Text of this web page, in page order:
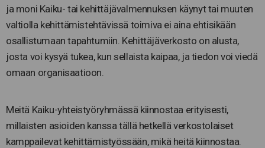
ja moni Kaiku- tai kehittäjävalmennuksen käynyt tai muuten
valtiolla kehittämistehtävissä toimiva ei aina ehtisikään
osallistumaan tapahtumiin. Kehittäjäverkosto on alusta,
josta voi kysyä tukea, kun sellaista kaipaa, ja tiedon voi viedä
omaan organisaatioon.
Meitä Kaiku-yhteistyöryhmässä kiinnostaa erityisesti,
millaisten asioiden kanssa tällä hetkellä verkostolaiset
kamppailevat kehittämistyössään, mikä heitä kiinnostaa.